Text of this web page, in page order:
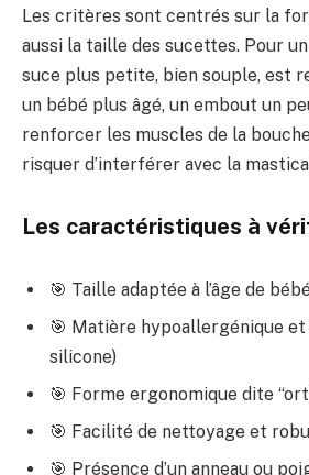
Les critères sont centrés sur la
aussi la taille des sucettes. Pour
suce plus petite, bien souple, est
un bébé plus âgé, un embout un
renforcer les muscles de la
risquer d’interférer avec la
Les caractéristiques à
🎯 Taille adaptée à l’âge de bébé
🎯 Matière hypoallergénique
silicone)
🎯 Forme ergonomique dite
🎯 Facilité de nettoyage et
🎯 Présence d’un anneau ou